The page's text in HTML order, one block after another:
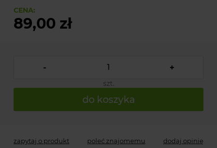
CENA:
89,00 zł
- +
szt.
do koszyka
zapytaj o produkt poleć znajomemu
dodaj opinię